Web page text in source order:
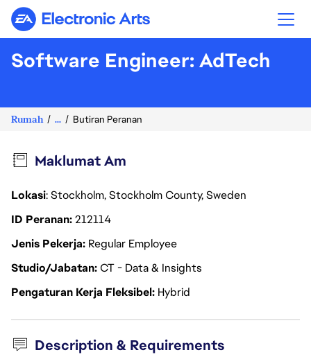
Electronic Arts
Software Engineer: AdTech
Rumah ... Butiran Peranan
Maklumat Am
Lokasi: Stockholm, Stockholm County, Sweden
ID Peranan212114
Jenis Pekerja Regular Employee
Studio/JabatanCT - Data & Insights
Pengaturan Kerja Fleksibel Hybrid
Description & Requirements